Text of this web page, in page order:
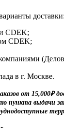
доставки:
CDEK;
CDEK;
в г. Москве.
от 15,000₽
пункта выдачи